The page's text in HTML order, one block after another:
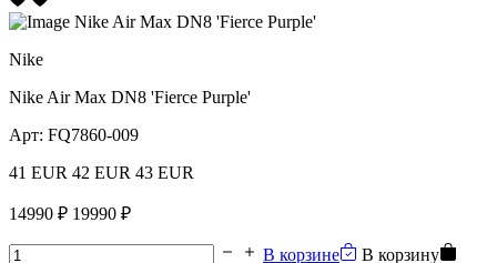
Nike
Nike Air Max DN8 'Fierce Purple'
Арт: FQ7860-009
41 EUR 42 EUR 43 EUR
14990 ₽ 19990 ₽
В корзине
В корзину